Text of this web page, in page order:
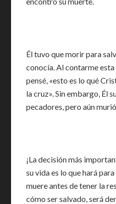
Él tuvo que morir para
conocía. Al contarme
pensé, «esto es lo qué
la cruz». Sin embargo, Él
pecadores, pero aún
¡La decisión más
su vida es lo que hará
muere antes de tener la
cómo ser salvado, será